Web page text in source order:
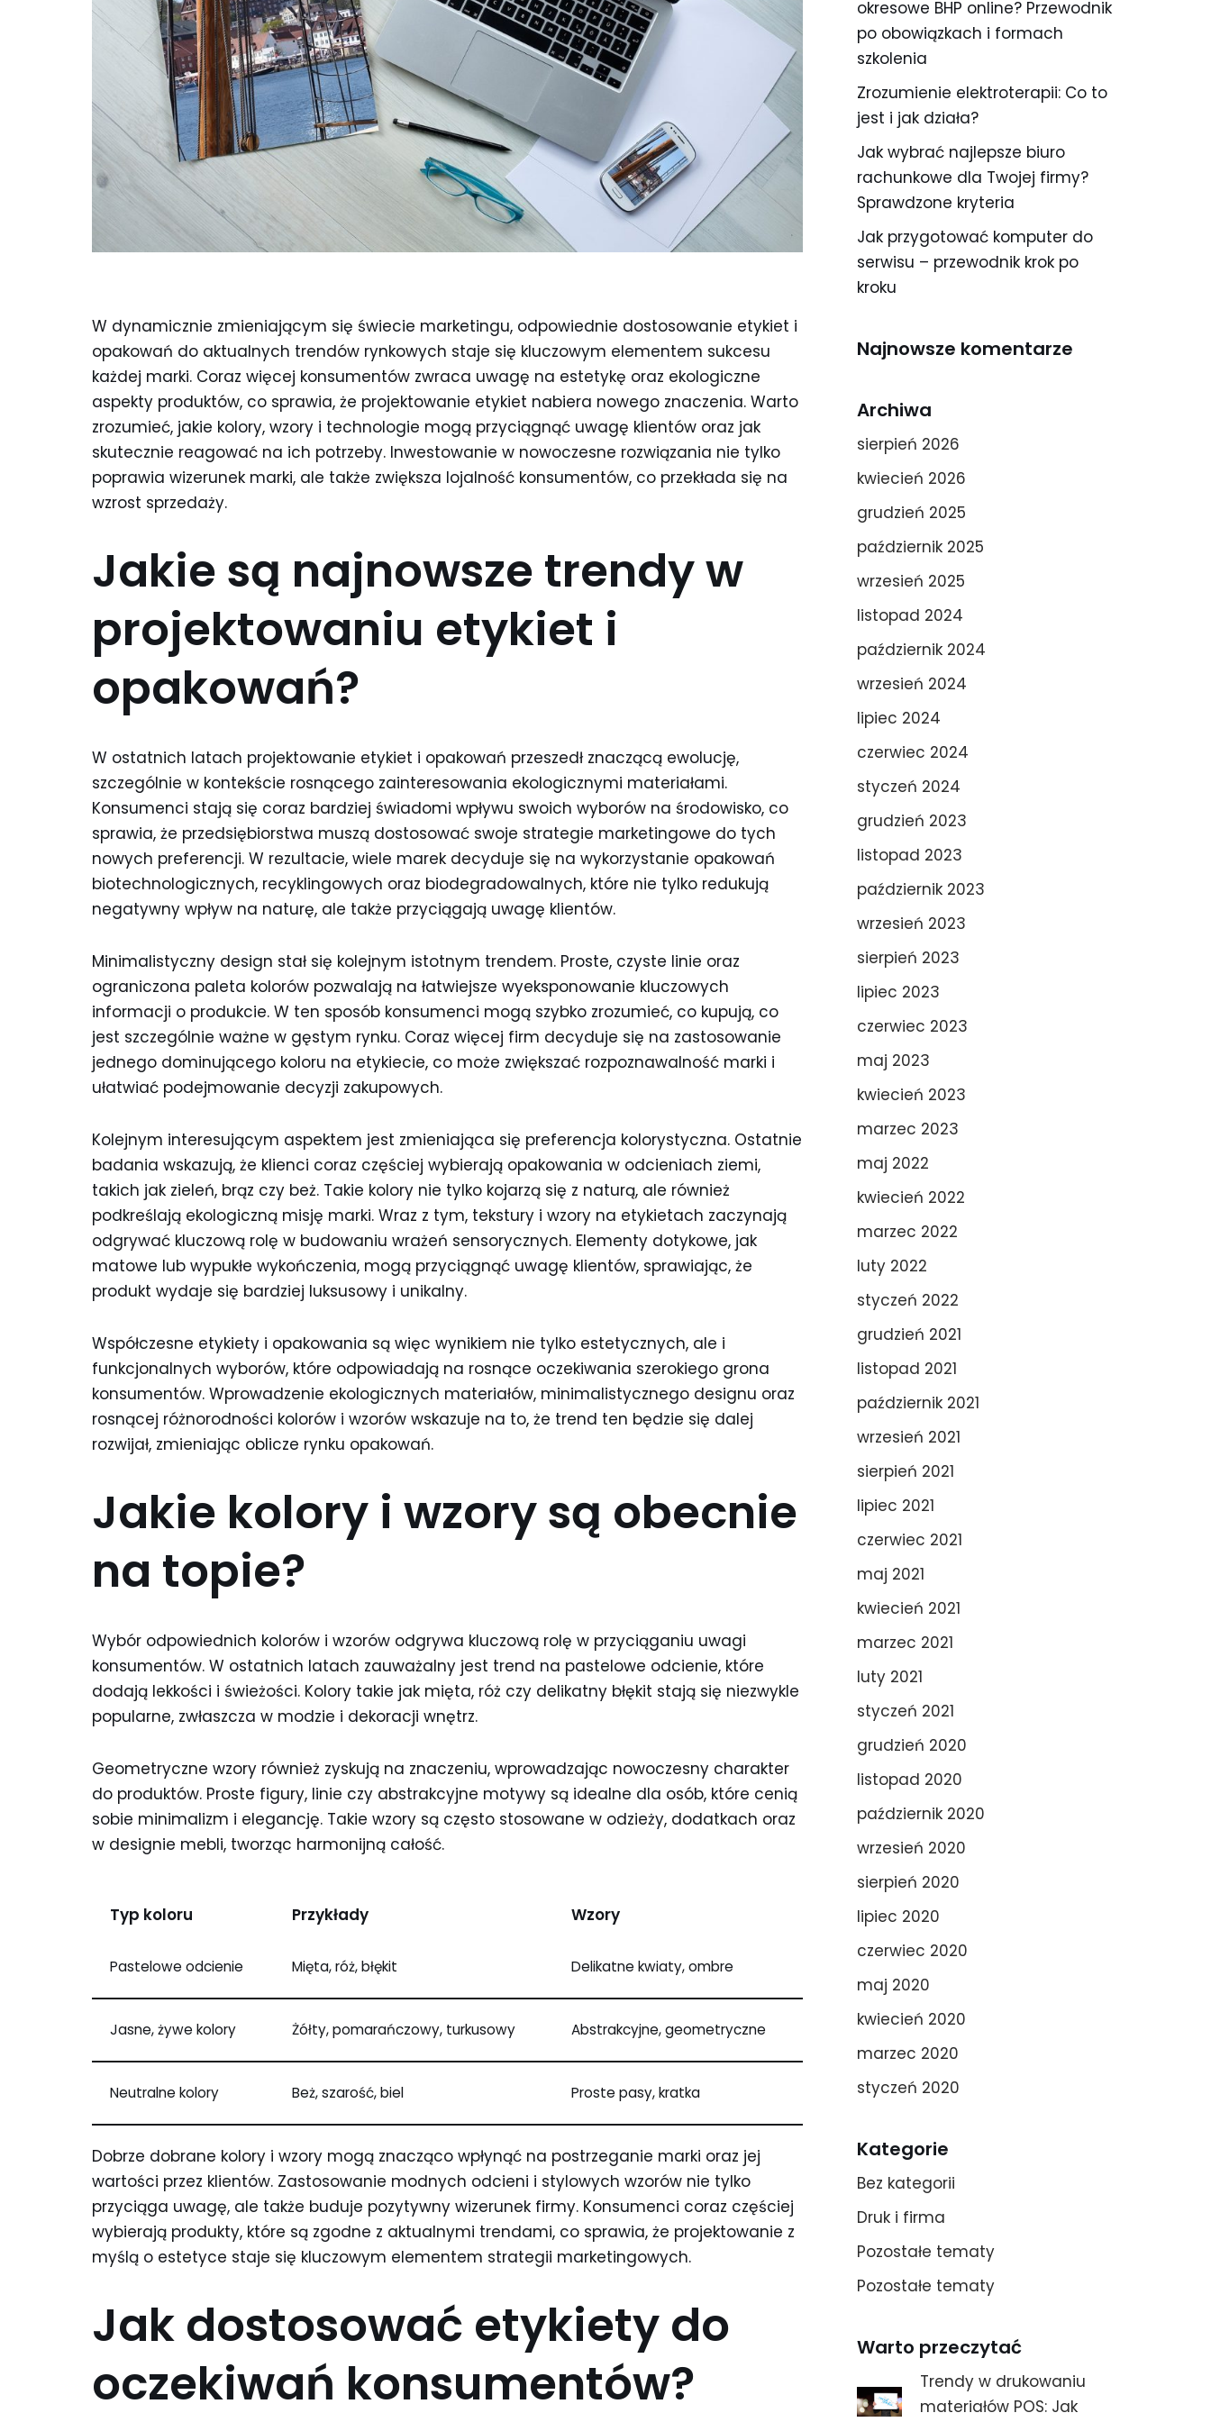
W dynamicznie zmieniającym się świecie marketingu, odpowiednie dostosowanie etykiet i
opakowań do aktualnych trendów rynkowych staje się kluczowym elementem sukcesu
każdej marki. Coraz więcej konsumentów zwraca uwagę na estetykę oraz ekologiczne
aspekty produktów, co sprawia, że projektowanie etykiet nabiera nowego znaczenia. Warto
zrozumieć, jakie kolory, wzory i technologie mogą przyciągnąć uwagę klientów oraz jak
skutecznie reagować na ich potrzeby. Inwestowanie w nowoczesne rozwiązania nie tylko
poprawia wizerunek marki, ale także zwiększa lojalność konsumentów, co przekłada się na
wzrost sprzedaży.
Jakie są najnowsze trendy w
projektowaniu etykiet i
opakowań?
W ostatnich latach projektowanie etykiet i opakowań przeszedł znaczącą ewolucję,
szczególnie w kontekście rosnącego zainteresowania ekologicznymi materiałami.
Konsumenci stają się coraz bardziej świadomi wpływu swoich wyborów na środowisko, co
sprawia, że przedsiębiorstwa muszą dostosować swoje strategie marketingowe do tych
nowych preferencji. W rezultacie, wiele marek decyduje się na wykorzystanie opakowań
biotechnologicznych, recyklingowych oraz biodegradowalnych, które nie tylko redukują
negatywny wpływ na naturę, ale także przyciągają uwagę klientów.
Minimalistyczny design stał się kolejnym istotnym trendem. Proste, czyste linie oraz
ograniczona paleta kolorów pozwalają na łatwiejsze wyeksponowanie kluczowych
informacji o produkcie. W ten sposób konsumenci mogą szybko zrozumieć, co kupują, co
jest szczególnie ważne w gęstym rynku. Coraz więcej firm decyduje się na zastosowanie
jednego dominującego koloru na etykiecie, co może zwiększać rozpoznawalność marki i
ułatwiać podejmowanie decyzji zakupowych.
Kolejnym interesującym aspektem jest zmieniająca się preferencja kolorystyczna. Ostatnie
badania wskazują, że klienci coraz częściej wybierają opakowania w odcieniach ziemi,
takich jak zieleń, brąz czy beż. Takie kolory nie tylko kojarzą się z naturą, ale również
podkreślają ekologiczną misję marki. Wraz z tym, tekstury i wzory na etykietach zaczynają
odgrywać kluczową rolę w budowaniu wrażeń sensorycznych. Elementy dotykowe, jak
matowe lub wypukłe wykończenia, mogą przyciągnąć uwagę klientów, sprawiając, że
produkt wydaje się bardziej luksusowy i unikalny.
Współczesne etykiety i opakowania są więc wynikiem nie tylko estetycznych, ale i
funkcjonalnych wyborów, które odpowiadają na rosnące oczekiwania szerokiego grona
konsumentów. Wprowadzenie ekologicznych materiałów, minimalistycznego designu oraz
rosnącej różnorodności kolorów i wzorów wskazuje na to, że trend ten będzie się dalej
rozwijał, zmieniając oblicze rynku opakowań.
Jakie kolory i wzory są obecnie
na topie?
Wybór odpowiednich kolorów i wzorów odgrywa kluczową rolę w przyciąganiu uwagi
konsumentów. W ostatnich latach zauważalny jest trend na pastelowe odcienie, które
dodają lekkości i świeżości. Kolory takie jak mięta, róż czy delikatny błękit stają się niezwykle
popularne, zwłaszcza w modzie i dekoracji wnętrz.
Geometryczne wzory również zyskują na znaczeniu, wprowadzając nowoczesny charakter
do produktów. Proste figury, linie czy abstrakcyjne motywy są idealne dla osób, które cenią
sobie minimalizm i elegancję. Takie wzory są często stosowane w odzieży, dodatkach oraz
w designie mebli, tworząc harmonijną całość.
Typ koloru Przykłady Wzory
Pastelowe odcienie Mięta, róż, błękit Delikatne kwiaty, ombre
Jasne, żywe kolory Żółty, pomarańczowy, turkusowy Abstrakcyjne, geometryczne
Neutralne kolory Beż, szarość, biel Proste pasy, kratka
Dobrze dobrane kolory i wzory mogą znacząco wpłynąć na postrzeganie marki oraz jej
wartości przez klientów. Zastosowanie modnych odcieni i stylowych wzorów nie tylko
przyciąga uwagę, ale także buduje pozytywny wizerunek firmy. Konsumenci coraz częściej
wybierają produkty, które są zgodne z aktualnymi trendami, co sprawia, że projektowanie z
myślą o estetyce staje się kluczowym elementem strategii marketingowych.
Jak dostosować etykiety do
oczekiwań konsumentów?
okresowe BHP online? Przewodnik
po obowiązkach i formach
szkolenia
Zrozumienie elektroterapii: Co to
jest i jak działa?
Jak wybrać najlepsze biuro
rachunkowe dla Twojej firmy?
Sprawdzone kryteria
Jak przygotować komputer do
serwisu – przewodnik krok po
kroku
Najnowsze komentarze
Archiwa
sierpień 2026
kwiecień 2026
grudzień 2025
październik 2025
wrzesień 2025
listopad 2024
październik 2024
wrzesień 2024
lipiec 2024
czerwiec 2024
styczeń 2024
grudzień 2023
listopad 2023
październik 2023
wrzesień 2023
sierpień 2023
lipiec 2023
czerwiec 2023
maj 2023
kwiecień 2023
marzec 2023
maj 2022
kwiecień 2022
marzec 2022
luty 2022
styczeń 2022
grudzień 2021
listopad 2021
październik 2021
wrzesień 2021
sierpień 2021
lipiec 2021
czerwiec 2021
maj 2021
kwiecień 2021
marzec 2021
luty 2021
styczeń 2021
grudzień 2020
listopad 2020
październik 2020
wrzesień 2020
sierpień 2020
lipiec 2020
czerwiec 2020
maj 2020
kwiecień 2020
marzec 2020
styczeń 2020
Kategorie
Bez kategorii
Druk i firma
Pozostałe tematy
Pozostałe tematy
Warto przeczytać
Trendy w drukowaniu
materiałów POS: Jak